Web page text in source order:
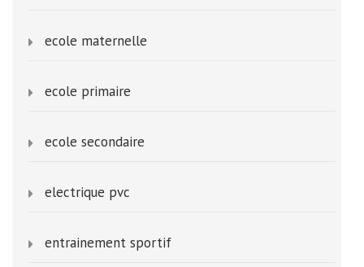
ecole maternelle
ecole primaire
ecole secondaire
electrique pvc
entrainement sportif